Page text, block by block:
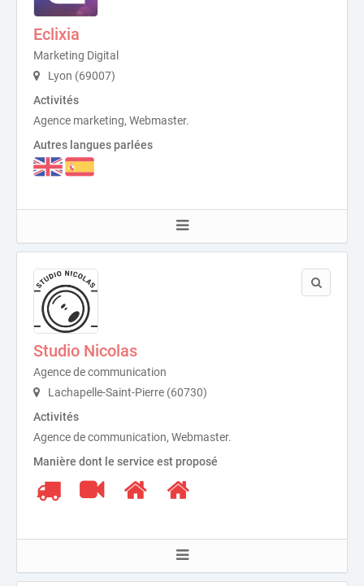
Eclixia
Marketing Digital
Lyon (69007)
Activités
Agence marketing, Webmaster.
Autres langues parlées
Studio Nicolas
Agence de communication
Lachapelle-Saint-Pierre (60730)
Activités
Agence de communication, Webmaster.
Manière dont le service est proposé